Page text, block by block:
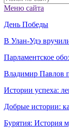
Меню сайта
День Победы
В Улан-Удэ
Парламентское
Владимир Павлов
Истории успеха:
Добрые истории:
Бурятия: История